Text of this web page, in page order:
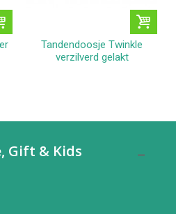
Tandendoosje Twinkle
verzilverd gelakt
Gift & Kids